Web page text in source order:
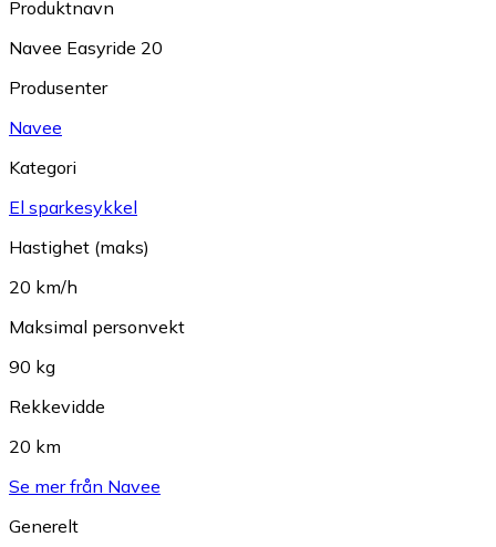
Produktnavn
Navee Easyride 20
Produsenter
Navee
Kategori
El sparkesykkel
Hastighet (maks)
20 km/h
Maksimal personvekt
90 kg
Rekkevidde
20 km
Se mer från Navee
Generelt